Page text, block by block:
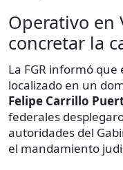
Operativo en
concretar la
La FGR informó
localizado en un
Felipe Carrillo
federales
autoridades del
el mandamiento